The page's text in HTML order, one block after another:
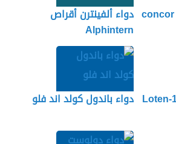
دواء ألفينترن أقراص
Alphintern
دواء باندول كولد اند فلو